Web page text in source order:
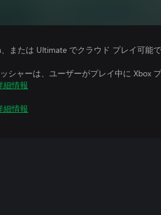
、または Ultimate でクラウド プレイ可能
シャーは、ユーザーがプレイ中に Xbox
細情報
細情報